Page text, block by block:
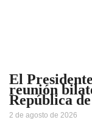
El
reunión
República
2 de agosto de 2026